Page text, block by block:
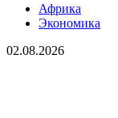
Африка
Экономика
02.08.2026